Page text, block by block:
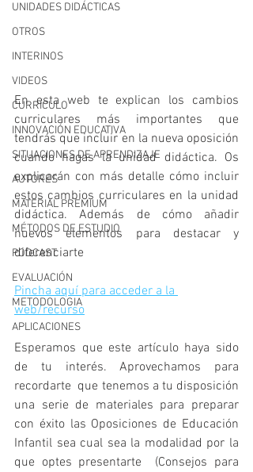
UNIDADES DIDÁCTICAS
OTROS
INTERINOS
VIDEOS
CURRÍCULO
INNOVACIÓN EDUCATIVA
SITUACIONES DE APRENDIZAJE
AUTORES
MATERIAL PREMIUM
MÉTODOS DE ESTUDIO
PODCAST
EVALUACIÓN
METODOLOGIA
APLICACIONES
En esta web te explican los cambios
curriculares más importantes que
tendrás que incluir en la nueva oposición
cuando hagas la unidad didáctica. ⁣⁣Os
explicarán con más detalle cómo incluir
estos cambios curriculares en la unidad
didáctica. Además de cómo añadir
nuevos elementos para destacar y
diferenciarte ⁣⁣
Pincha aquí para acceder a la
web/recurso
Esperamos que este artículo haya sido
de tu interés. Aprovechamos para
recordarte  que tenemos a tu disposición
una serie de materiales para preparar
con éxito las Oposiciones de Educación
Infantil sea cual sea la modalidad por la
que optes presentarte  (Consejos para